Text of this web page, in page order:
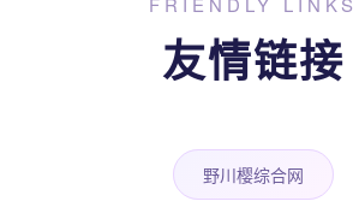
友情链接
野川樱综合网